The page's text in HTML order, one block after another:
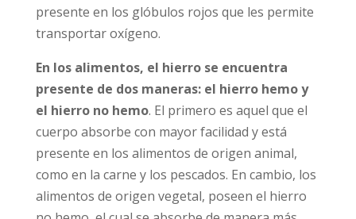
presente en los glóbulos rojos que les permite
transportar oxígeno.
En los alimentos, el hierro se encuentra
presente de dos maneras: el hierro hemo y
el hierro no hemo. El primero es aquel que el
cuerpo absorbe con mayor facilidad y está
presente en los alimentos de origen animal,
como en la carne y los pescados. En cambio, los
alimentos de origen vegetal, poseen el hierro